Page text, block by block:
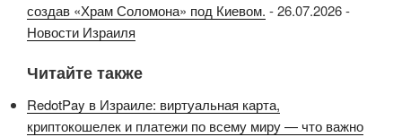
создав «Храм Соломона» под Киевом. -26.07.2026-
Новости Израиля
Читайте также
RedotPay в Израиле: виртуальная карта,
криптокошелек и платежи по всему миру — что важно